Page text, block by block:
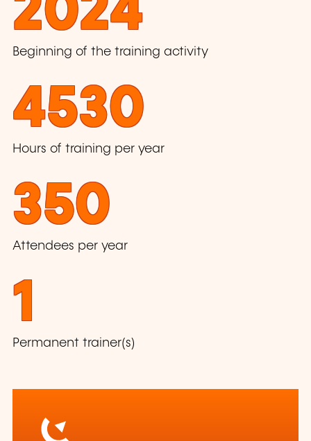
2024
Beginning of the training activity
4530
Hours of training per year
350
Attendees per year
1
Permanent trainer(s)